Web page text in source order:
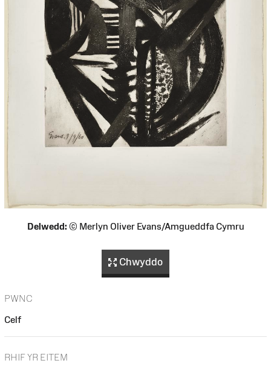
Delwedd: © Merlyn Oliver Evans/Amgueddfa Cymru
Chwyddo
PWNC
Celf
RHIF YR EITEM